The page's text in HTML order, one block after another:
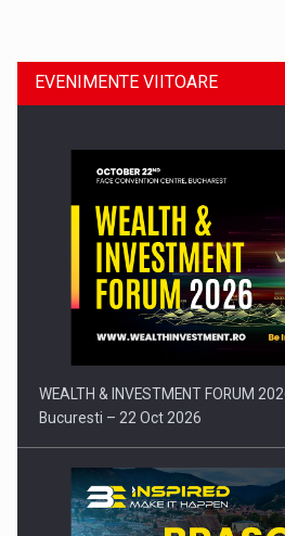
Comunicat de presa: Joburile part-
EVENIMENTE VIITOARE
WEALTH & INVESTMENT FORUM
Bucuresti – 22 Oct 2026